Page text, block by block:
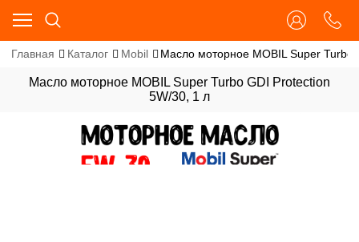
Главная Каталог Mobil Масло моторное MOBIL Super Turbo
Масло моторное MOBIL Super Turbo GDI Protection
5W/30, 1 л